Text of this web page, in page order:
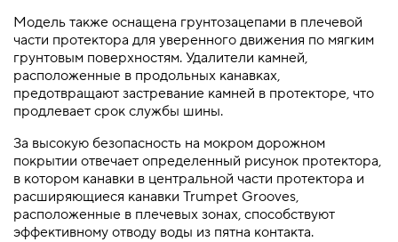
Модель также оснащена грунтозацепами в плечевой
части протектора для уверенного движения по мягким
грунтовым поверхностям. Удалители камней,
расположенные в продольных канавках,
предотвращают застревание камней в протекторе, что
продлевает срок службы шины.
За высокую безопасность на мокром дорожном
покрытии отвечает определенный рисунок протектора,
в котором канавки в центральной части протектора и
расширяющиеся канавки Trumpet Grooves,
расположенные в плечевых зонах, способствуют
эффективному отводу воды из пятна контакта.